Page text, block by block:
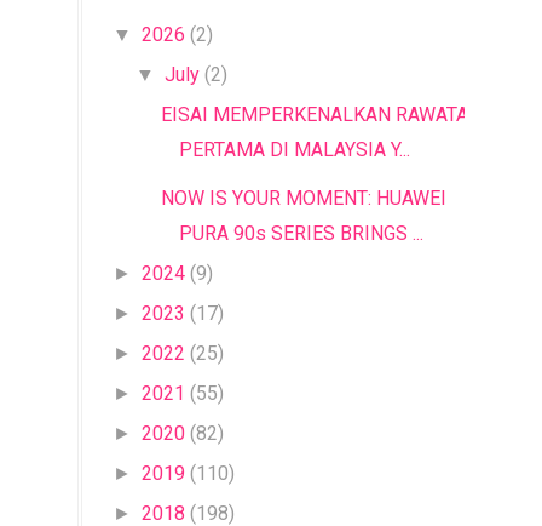
▼ 2026 (2)
▼ July (2)
EISAI MEMPERKENALKAN RAWATAN
PERTAMA DI MALAYSIA Y...
NOW IS YOUR MOMENT: HUAWEI
PURA 90s SERIES BRINGS ...
► 2024 (9)
► 2023 (17)
► 2022 (25)
► 2021 (55)
► 2020 (82)
► 2019 (110)
► 2018 (198)